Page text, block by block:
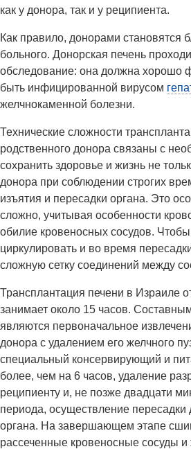
как у донора, так и у реципиента.
Как правило, донорами становятся
больного. Донорская печень
обследование: она должна хорошо
быть инфицированной вирусом
желчнокаменной болезни.
Технические сложности
родственного донора связаны с
сохранить здоровье и жизнь не
донора при соблюдении строгих
изъятия и пересадки органа. Это
сложно, учитывая особенности
обилие кровеносных сосудов.
циркулировать и во время
сложную сетку соединений между
Трансплантация печени в Израиле
занимает около 15 часов.
являются первоначальное
донора с удалением его желчного
специальный консервирующий и
более, чем на 6 часов, удаление
реципиенту и, не позже двадцати
периода, осуществление пересадки
органа. На завершающем этапе
рассеченные кровеносные сосуды